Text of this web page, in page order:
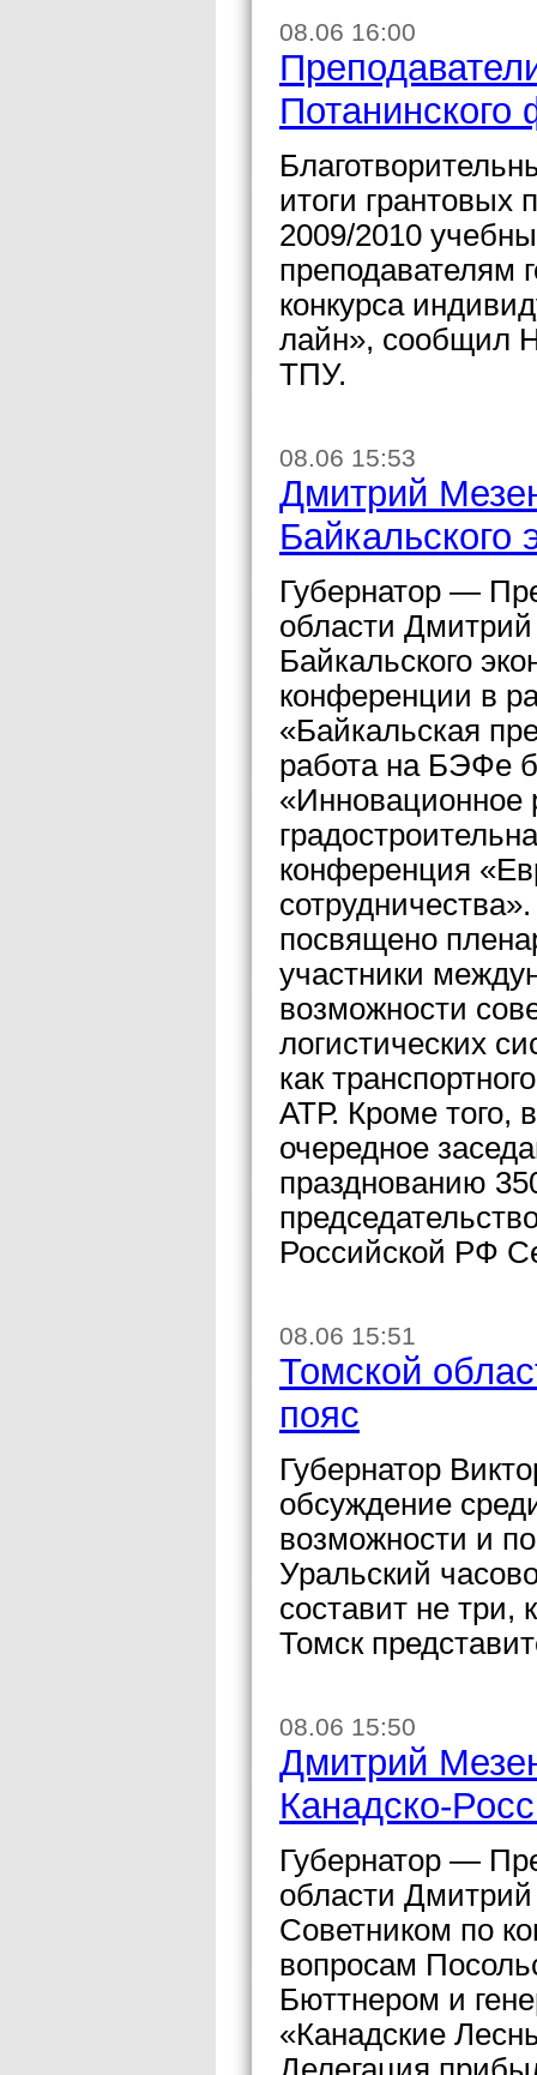
08.06 16:00
Потанинского
итоги грантовых
2009/2010
преподавателям
конкурса
лайн», сообщил
ТПУ.
08.06 15:53
Дмитрий
Байкальского
Губернатор —
области
Байкальского
конференции в
«Байкальская
работа на БЭФе
«Инновационное
конференция
посвящено
участники
возможности
логистических
как
АТР. Кроме того,
очередное
празднованию
Российской РФ
08.06 15:51
Томской
пояс
Губернатор
обсуждение
возможности и
Уральский
составит не три,
Томск
08.06 15:50
Дмитрий
Канадско-
Губернатор —
области
Советником по
вопросам
Бюттнером и
«Канадские